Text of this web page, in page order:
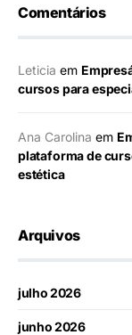
Comentários
Leticia em
cursos para
Ana Carolina em
plataforma de
estética
Arquivos
julho 2026
junho 2026